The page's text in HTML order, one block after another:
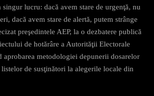
singur lucru: dacă avem stare de urgenţă, nu
dacă avem stare de alertă, putem strânge
preşedintele AEP, la o dezbatere publică
de hotărâre a Autorităţii Electorale
aprobarea metodologiei depunerii dosarelor
de susţinători la alegerile locale din